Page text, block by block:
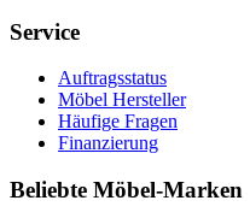
Service
Auftragsstatus
Möbel Hersteller
Häufige Fragen
Finanzierung
Beliebte Möbel-Marken